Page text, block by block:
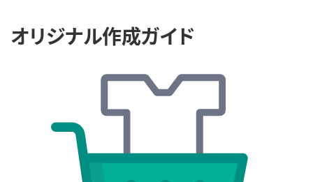
オリジナル作成ガイド